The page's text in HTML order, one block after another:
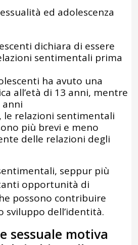
ed adolescenza
dichiara di essere
sentimentali prima
ha avuto una
all’età di 13 anni, mentre
anni
le relazioni sentimentali
più brevi e meno
delle relazioni degli
seppur più
opportunità di
possono contribuire
sviluppo dell’identità.
sessuale motiva